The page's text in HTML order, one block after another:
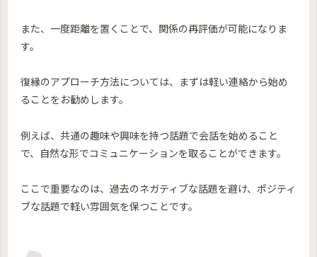
また、一度距離を置くことで、関係の再評価が可能になりま
す。
復縁のアプローチ方法については、まずは軽い連絡から始め
ることをお勧めします。
例えば、共通の趣味や興味を持つ話題で会話を始めること
で、自然な形でコミュニケーションを取ることができます。
ここで重要なのは、過去のネガティブな話題を避け、ポジティ
ブな話題で軽い雰囲気を保つことです。